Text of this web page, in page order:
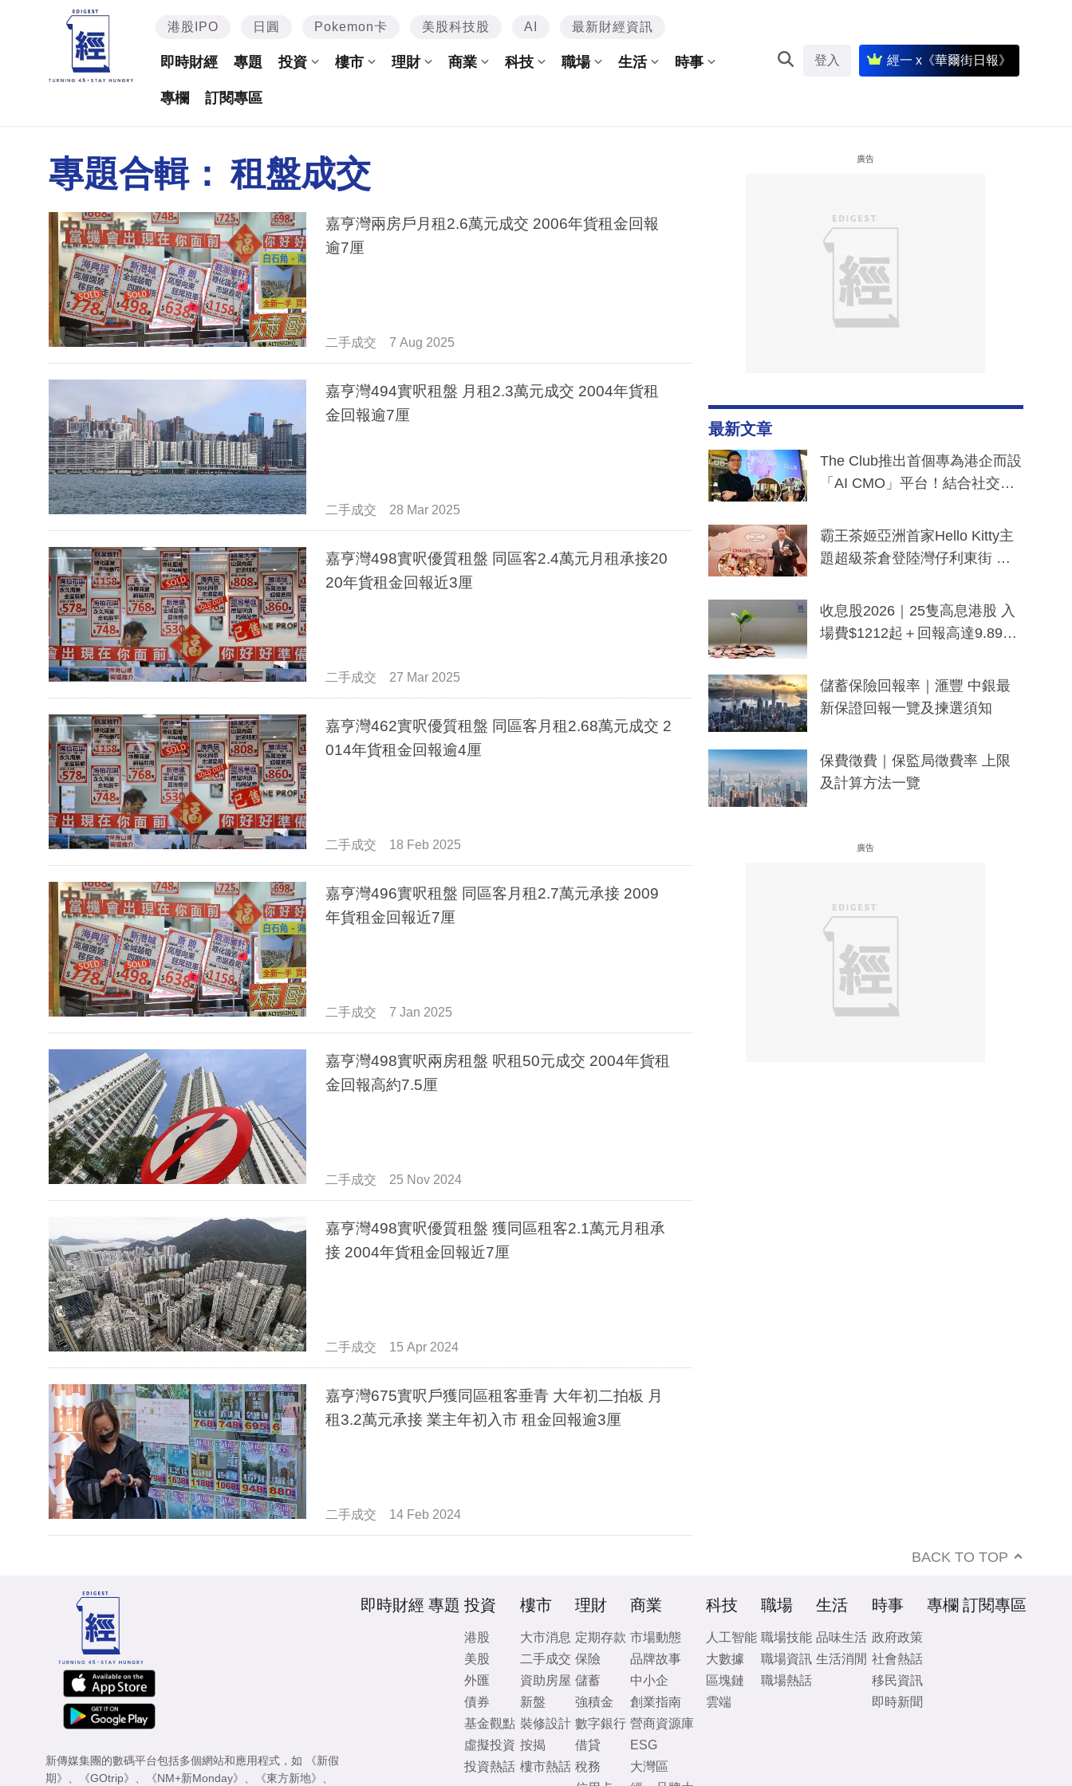
港股IPO 日圓 Pokemon卡 美股科技股 AI 最新財經資訊
即時財經 專題 投資 樓市 理財 商業 科技 職場 生活 時事
專欄 訂閱專區
登入 經一 x《華爾街日報》
專題合輯： 租盤成交
嘉亨灣兩房戶月租2.6萬元成交 2006年貨租金回報
逾7厘
二手成交 7 Aug 2025
嘉亨灣494實呎租盤 月租2.3萬元成交 2004年貨租
金回報逾7厘
二手成交 28 Mar 2025
嘉亨灣498實呎優質租盤 同區客2.4萬元月租承接20
20年貨租金回報近3厘
二手成交 27 Mar 2025
嘉亨灣462實呎優質租盤 同區客月租2.68萬元成交 2
014年貨租金回報逾4厘
二手成交 18 Feb 2025
嘉亨灣496實呎租盤 同區客月租2.7萬元承接 2009
年貨租金回報近7厘
二手成交 7 Jan 2025
嘉亨灣498實呎兩房租盤 呎租50元成交 2004年貨租
金回報高約7.5厘
二手成交 25 Nov 2024
嘉亨灣498實呎優質租盤 獲同區租客2.1萬元月租承
接 2004年貨租金回報近7厘
二手成交 15 Apr 2024
嘉亨灣675實呎戶獲同區租客垂青 大年初二拍板 月
租3.2萬元承接 業主年初入市 租金回報逾3厘
二手成交 14 Feb 2024
廣告
最新文章
The Club推出首個專為港企而設
「AI CMO」平台！結合社交聆
分鐘生成「貼地」宣傳短片
霸王茶姬亞洲首家Hello Kitty主
題超級茶倉登陸灣仔利東街 推
y及香港限定特調系列
收息股2026｜25隻高息港股 入
場費$1212起＋回報高達9.89
儲蓄保險回報率｜滙豐 中銀最
新保證回報一覽及揀選須知
保費徵費｜保監局徵費率 上限
及計算方法一覽
廣告
BACK TO TOP
新傳媒集團的數碼平台包括多個網站和應用程式，如
《新假
期》
《GOtrip》 《NM+新Monday》 《東方新地》
即時財經 專題 投資
港股
美股
外匯
債券
基金觀點
虛擬投資
投資熱話
樓市
大市消息
二手成交
資助房屋
新盤
裝修設計
按揭
樓市熱話
理財
定期存款
保險
儲蓄
強積金
數字銀行
借貸
稅務
商業
市場動態
品牌故事
中小企
創業指南
營商資源庫
ESG
大灣區
科技
人工智能
大數據
區塊鏈
雲端
職場
職場技能
職場資訊
職場熱話
生活
品味生活
生活消閒
時事
政府政策
社會熱話
移民資訊
即時新聞
專欄 訂閱專區